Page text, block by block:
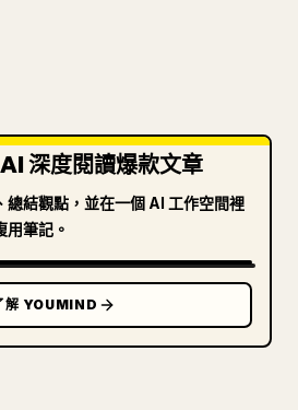
深度閱讀爆款文章
總結觀點，並在一個 AI 工作空間裡
用筆記。
解 YOUMIND